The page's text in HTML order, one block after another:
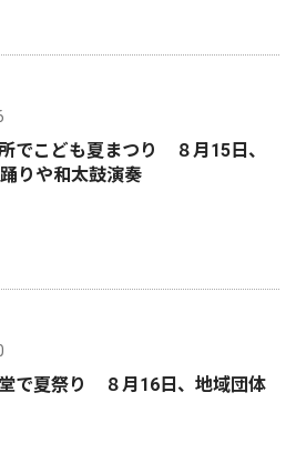
でこども夏まつり ８月15日、
りや和太鼓演奏
で夏祭り ８月16日、地域団体